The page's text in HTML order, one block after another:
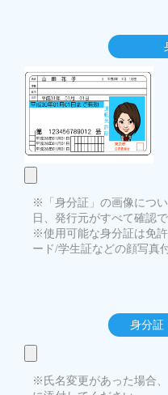
※「身分証」の画像につ
日、発行元がすべて確認
※使用可能な身分証は免
ード/学生証などの顔写真
身分証
※氏名変更があった場合